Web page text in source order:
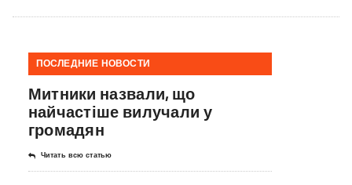
ПОСЛЕДНИЕ НОВОСТИ
Митники назвали, що
найчастіше вилучали у
громадян
Читать всю статью